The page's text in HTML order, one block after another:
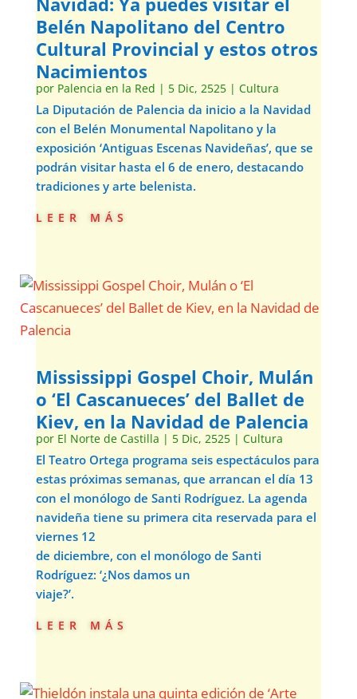
Belén Napolitano del Centro
Cultural Provincial y estos otros
Nacimientos
por Palencia en la Red | 5 Dic, 2525| Cultura
La Diputación de Palencia da inicio a la Navidad
con el Belén Monumental Napolitano y la
exposición ‘Antiguas Escenas Navideñas’, que se
podrán visitar hasta el 6 de enero, destacando
tradiciones y arte belenista.
leer más
Mississippi Gospel Choir, Mulán
o ‘El Cascanueces’ del Ballet de
Kiev, en la Navidad de Palencia
por El Norte de Castilla | 5 Dic, 2525| Cultura
El Teatro Ortega programa seis espectáculos para
estas próximas semanas, que arrancan el día 13
con el monólogo de Santi Rodríguez. La agenda
navideña tiene su primera cita reservada para el
viernes 12
de diciembre, con el monólogo de Santi
Rodríguez: ‘¿Nos damos un
viaje?’.
leer más